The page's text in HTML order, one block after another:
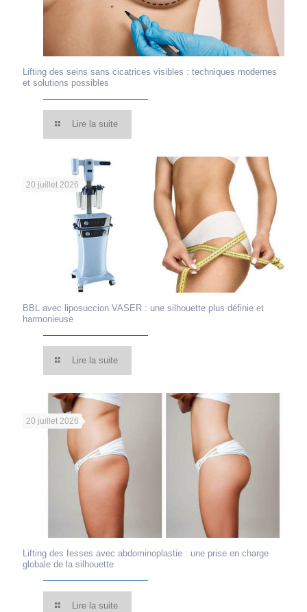
Lifting des seins sans cicatrices visibles : techniques modernes
et solutions possibles
Lire la suite
20 juillet 2026
BBL avec liposuccion VASER : une silhouette plus définie et
harmonieuse
Lire la suite
20 juillet 2026
Lifting des fesses avec abdominoplastie : une prise en charge
globale de la silhouette
Lire la suite